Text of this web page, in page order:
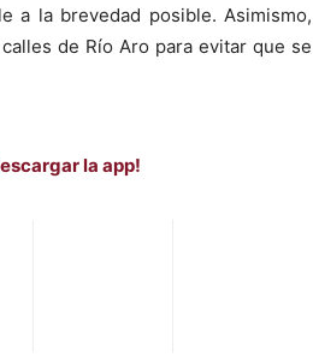
a la brevedad posible. Asimismo,
de Río Aro para evitar que se
la app!